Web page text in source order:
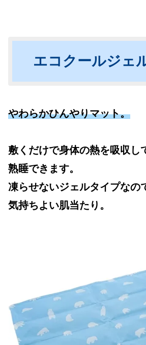
エコクールジェ
やわらかひんやりマット。
敷くだけで身体の熱を吸収し
熟睡できます。
凍らせないジェルタイプなの
気持ちよい肌当たり。